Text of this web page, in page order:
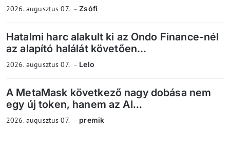
2026. augusztus 07. Zsófi
Hatalmi harc alakult ki az Ondo Finance-nél
az alapító halálát követően...
2026. augusztus 07. Lelo
A MetaMask következő nagy dobása nem
egy új token, hanem az AI...
2026. augusztus 07. premik